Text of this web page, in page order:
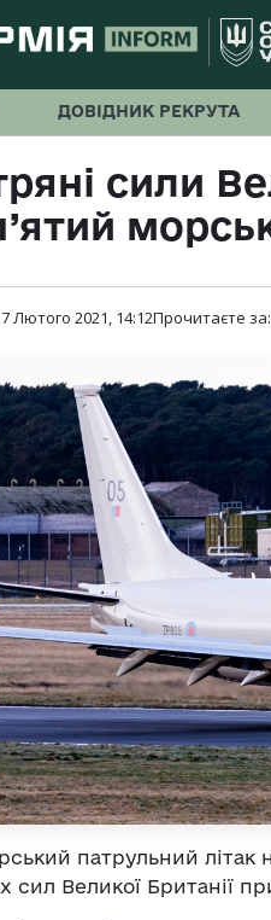
ДОВІДНИК РЕКРУТА
сили
7 Лютого 2021, 14:12Прочитаєте за:
патрульний літак
сил Великої Британії